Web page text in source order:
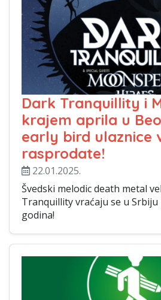
Dark Tranquillity i
krajem aprila u
early bird ulaznice
rasprodate!
22.01.2025.
Švedski melodic death metal
Tranquillity vraćaju se u Srbiju
godina!